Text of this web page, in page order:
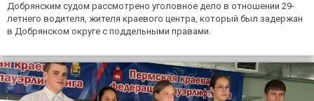
Добрянским судом рассмотрено уголовное дело в отношении 29-
летнего водителя, жителя краевого центра, который был задержан
в Добрянском округе с поддельными правами.